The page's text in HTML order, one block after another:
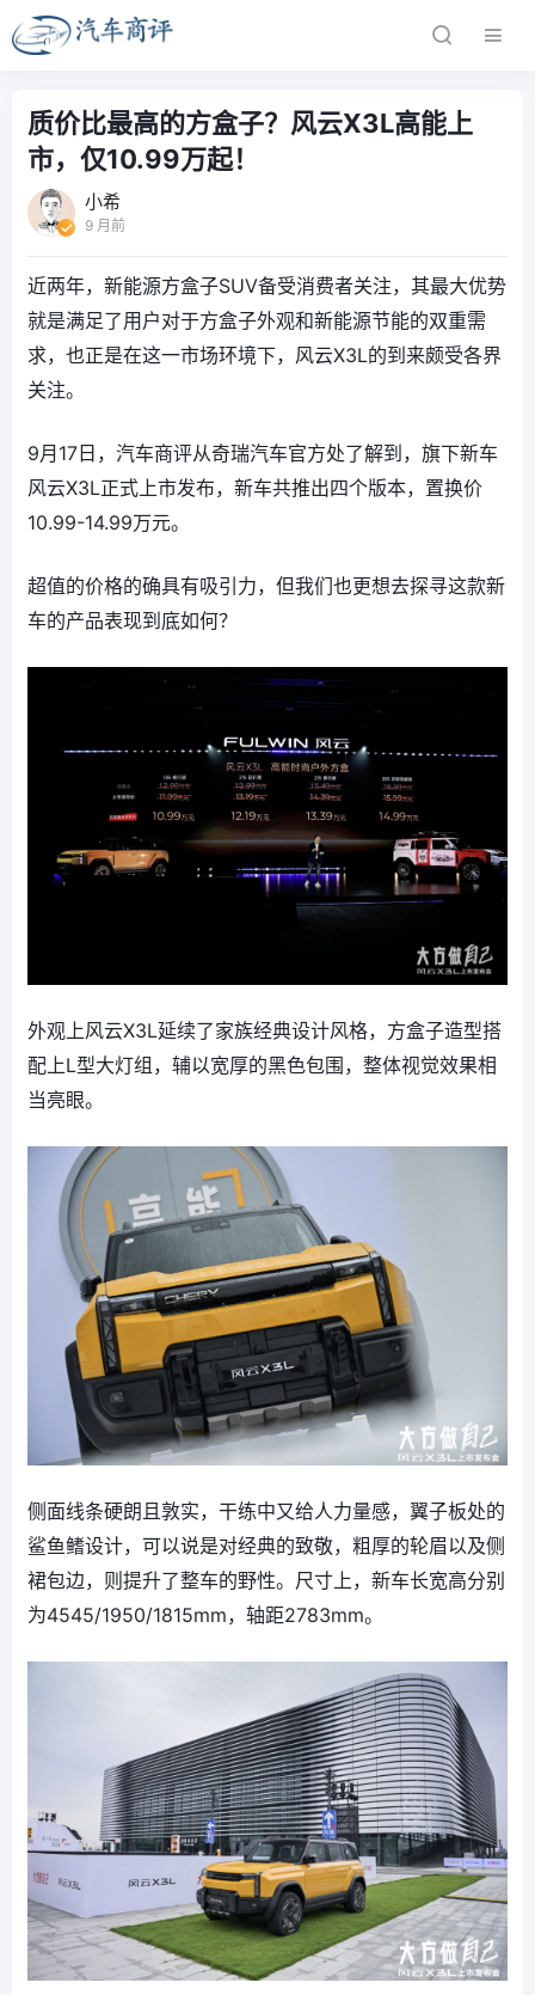
质价比最高的方盒子？风云X3L高能上
市，仅10.99万起！
小希
9 月前
近两年，新能源方盒子SUV备受消费者关注，其最大优势
就是满足了用户对于方盒子外观和新能源节能的双重需
求，也正是在这一市场环境下，风云X3L的到来颇受各界
关注。
9月17日，汽车商评从奇瑞汽车官方处了解到，旗下新车
风云X3L正式上市发布，新车共推出四个版本，置换价
10.99-14.99万元。
超值的价格的确具有吸引力，但我们也更想去探寻这款新
车的产品表现到底如何？
外观上风云X3L延续了家族经典设计风格，方盒子造型搭
配上L型大灯组，辅以宽厚的黑色包围，整体视觉效果相
当亮眼。
侧面线条硬朗且敦实，干练中又给人力量感，翼子板处的
鲨鱼鳍设计，可以说是对经典的致敬，粗厚的轮眉以及侧
裙包边，则提升了整车的野性。尺寸上，新车长宽高分别
为4545/1950/1815mm，轴距2783mm。